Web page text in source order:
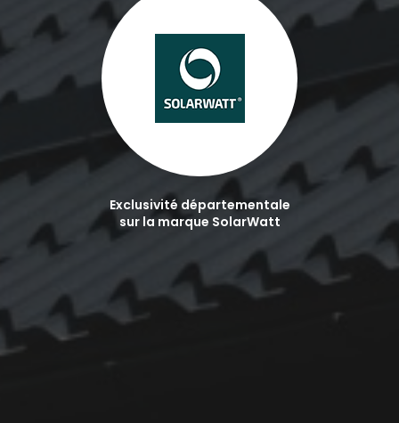
Exclusivité départementale
sur la marque SolarWatt